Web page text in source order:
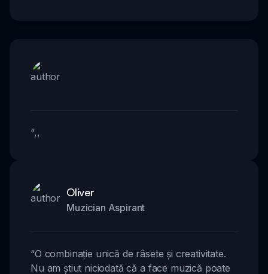
“,,
Oliver
Muzician Aspirant
“O combinație unică de râsete și creativitate.
Nu am știut niciodată că a face muzică poate